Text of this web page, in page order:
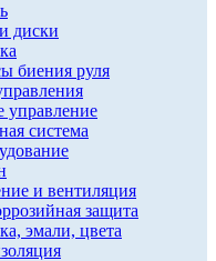
диски
биения руля
управление
система
и вентиляция
защита
эмали, цвета